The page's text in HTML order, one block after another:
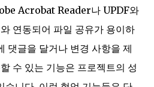
Acrobat Reader나 UPDF와
연동되어 파일 공유가 용이하
댓글을 달거나 변경 사항을 제
수 있는 기능은 프로젝트의 성